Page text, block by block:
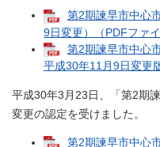
第2期諫早市中心
9日変更）（PDFファ
第2期諫早市中心
平成30年11月9日変更
平成30年3月23日、「第2期
変更の認定を受けました。
第2期諫早市中心